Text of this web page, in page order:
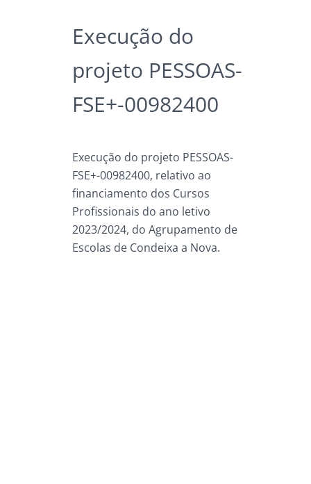
Execução do
projeto PESSOAS-
FSE+-00982400
Dicas Felizes
Execução do projeto PESSOAS-
FSE+-00982400, relativo ao
financiamento dos Cursos
Profissionais do ano letivo
2023/2024, do Agrupamento de
Escolas de Condeixa a Nova.